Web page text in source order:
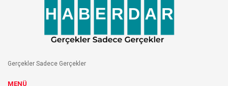
Gerçekler Sadece Gerçekler
MENÜ